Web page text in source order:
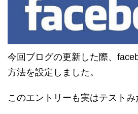
今回ブログの更新した際、
方法を設定しました。
このエントリーも実はテストみ